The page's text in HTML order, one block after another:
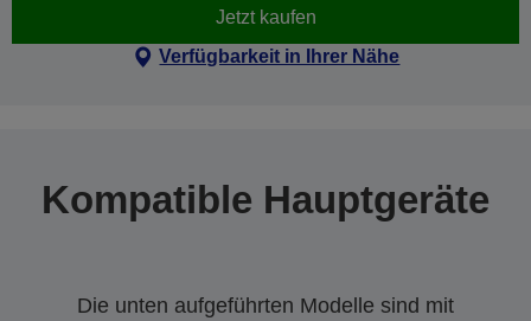
Jetzt kaufen
Verfügbarkeit in Ihrer Nähe
Kompatible Hauptgeräte
Die unten aufgeführten Modelle sind mit